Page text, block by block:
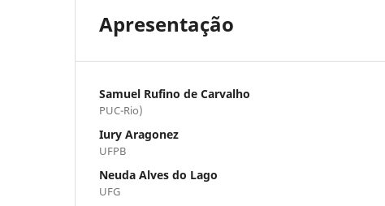
Apresentação
Samuel Rufino de Carvalho
PUC-Rio)
Iury Aragonez
UFPB
Neuda Alves do Lago
UFG